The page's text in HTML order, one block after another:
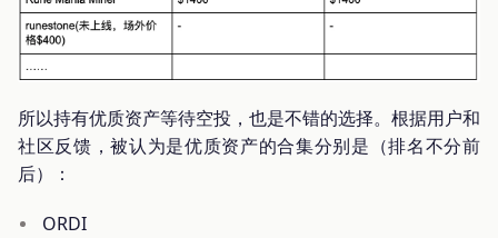
所以持有优质资产等待空投，也是不错的选择。根据用户和
社区反馈，被认为是优质资产的合集分别是（排名不分前
后）：
ORDI